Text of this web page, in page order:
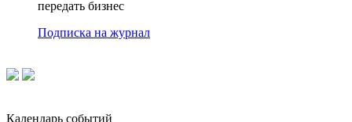
передать бизнес
Подписка на журнал
Календарь событий